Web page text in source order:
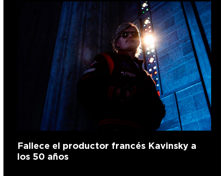
Fallece el productor francés Kavinsky a
los 50 años